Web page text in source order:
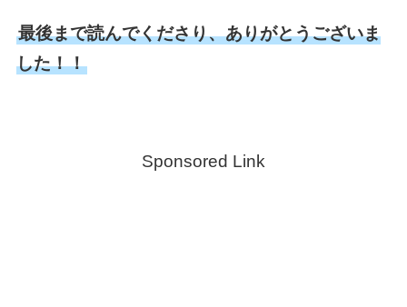
最後まで読んでくださり、ありがとうございま
した！！
Sponsored Link